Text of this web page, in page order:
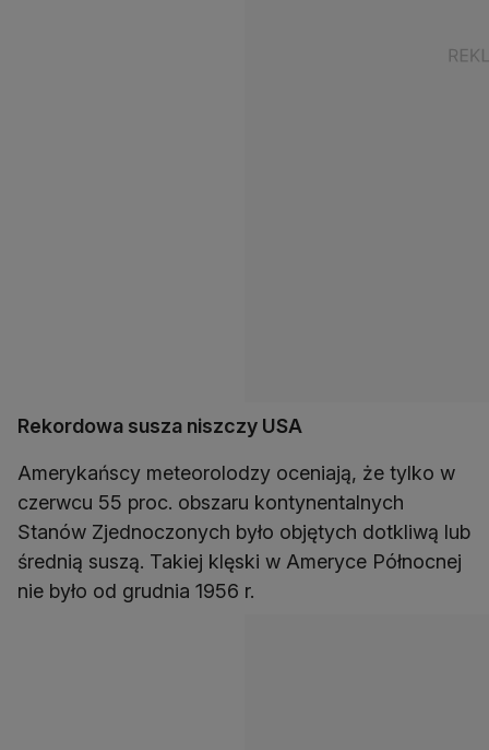
Rekordowa susza niszczy USA
Amerykańscy meteorolodzy oceniają, że tylko w
czerwcu 55 proc. obszaru kontynentalnych
Stanów Zjednoczonych było objętych dotkliwą lub
średnią suszą. Takiej klęski w Ameryce Północnej
nie było od grudnia 1956 r.